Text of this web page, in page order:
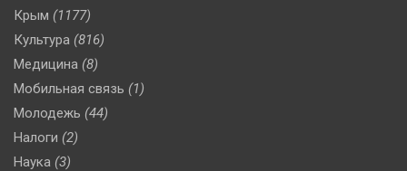
Крым (1177)
Культура (816)
Медицина (8)
Мобильная связь (1)
Молодежь (44)
Налоги (2)
Наука (3)